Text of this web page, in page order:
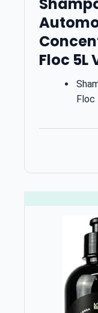
Floc 5L
Floc